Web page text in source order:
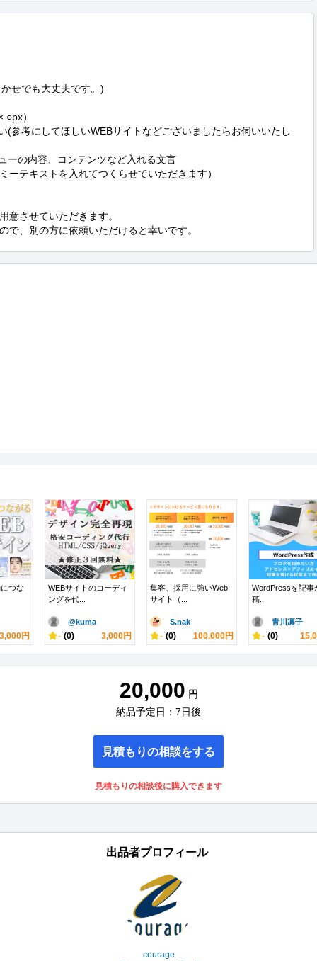
せでも大丈夫です。)
）
(参考にしてほしいWEBサイトなどございましたらお伺いいたし
ーの内容、コンテンツなど入れる文言
テキストを入れてつくらせていただきます）
意させていただきます。
、別の方に依頼いただけると幸いです。
つな
3,000円
WEBサイトのコーディ
ングを代...
@kuma
- (0) 3,000円
集客、採用に強いWeb
サイト（...
S.nak
- (0) 100,000円
WordPressを記事
稿...
青川凛子
- (0)
20,000 円
納品予定日：7日後
見積もりの相談をする
見積もりの相談後に購入できます
出品者プロフィール
courage